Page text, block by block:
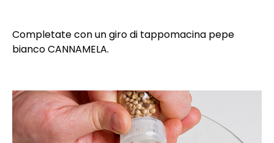
Completate con un giro di tappomacina pepe
bianco CANNAMELA.